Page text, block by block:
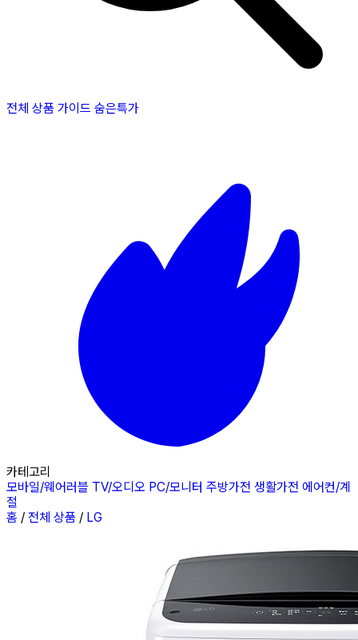
전체 상품 가이드 숨은특가
카테고리
모바일/웨어러블 TV/오디오 PC/모니터 주방가전 생활가전 에어컨/계
절
홈 / 전체 상품 / LG